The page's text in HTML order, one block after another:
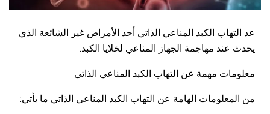
عد التهاب الكبد المناعي الذاتي أحد الأمراض غير الشائعة الذي
يحدث عند مهاجمة الجهاز المناعي لخلايا الكبد.
معلومات مهمة عن التهاب الكبد المناعي الذاتي
من المعلومات الهامة عن التهاب الكبد المناعي الذاتي ما يأتي: